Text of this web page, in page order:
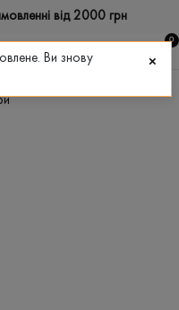
від 2000 грн
0
Ви знову